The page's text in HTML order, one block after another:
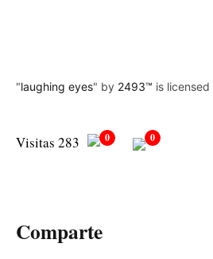
"laughing eyes" by 2493™ is
Visitas 283 0 0
Comparte